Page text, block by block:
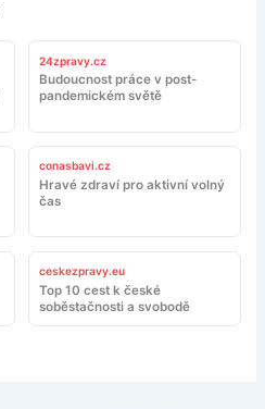
24zpravy.cz
Budoucnost práce v post-
pandemickém světě
conasbavi.cz
Hravé zdraví pro aktivní volný
čas
ceskezpravy.eu
Top 10 cest k české
soběstačnosti a svobodě